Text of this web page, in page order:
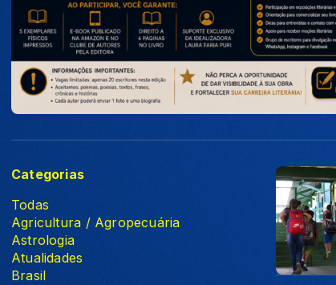
Categorias
Todas
Agricultura / Agropecuária
Astrologia
Atualidades
Brasil